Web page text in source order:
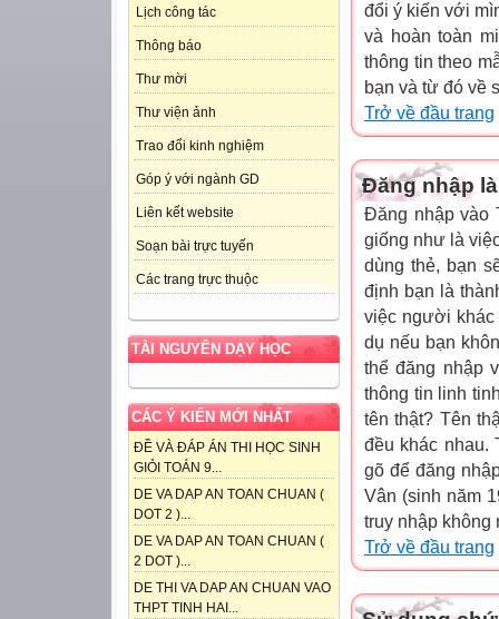
Lịch công tác
Thông báo
Thư mời
Thư viện ảnh
Trao đổi kinh nghiệm
Góp ý với ngành GD
Liên kết website
Soạn bài trực tuyến
Các trang trực thuộc
TÀI NGUYÊN DẠY HỌC
CÁC Ý KIẾN MỚI NHẤT
ĐỀ VÀ ĐÁP ÁN THI HỌC SINH
GIỎI TOÁN 9...
DE VA DAP AN TOAN CHUAN (
DOT 2 )...
DE VA DAP AN TOAN CHUAN (
2 DOT )...
DE THI VA DAP AN CHUAN VAO
THPT TINH HAI...
đổi ý kiến với
và hoàn toàn
thông tin theo
bạn và từ đó về
Trở về đầu trang
Đăng nhập
Đăng nhập vào
giống như là
dùng thẻ, bạn
định bạn là
việc người khác
dụ nếu bạn
thể đăng nhập
thông tin linh
tên thật? Tên
đều khác nhau.
gõ để đăng
Vân (sinh năm
truy nhập không
Trở về đầu trang